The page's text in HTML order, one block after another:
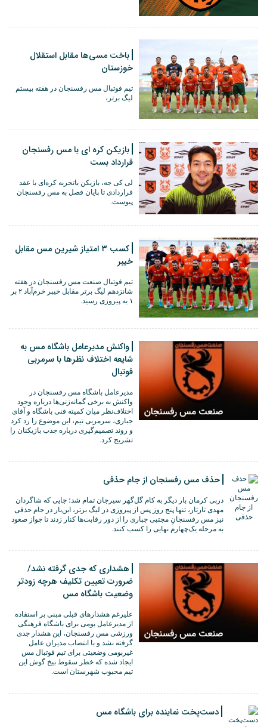
باخت مسی‌ها مقابل استقلال
خوزستان
تیم فوتبال مس رفسنجان در هفته بیستم
لیگ برتر،
بازیکن کره ای با مس رفسنجان
قرارداد بست
لی کی جه، بازیکن باتجربه کره‌ای با عقد
قراردادی تا پایان فصل به مس رفسنجان
پیوست.
کسب ۳ امتیاز شیرین مس مقابل
خیبر
تیم فوتبال صنعت مس رفسنجان در هفته
شانزدهم لیگ برتر مقابل خیبر خرم‌آباد ۲ بر
۱ به پیروزی رسید.
واکنش مدیرعامل باشگاه مس به
شایعه اختلاف نظرها با سرمربی
فوتبال
مدیرعامل باشگاه مس رفسنجان در
واکنش به برخی گمانه‌زنی‌ها درباره وجود
اختلاف‌نظر میان کمیته فنی باشگاه و آقای
جباری، سرمربی تیم، این موضوع را رد کرد
و روند تصمیم‌گیری درباره جذب بازیکنان را
تشریح کرد.
حذف مس رفسنجان از جام حذفی
دربی کرمان بار دیگر به کام گل‌گهر سیرجان تمام شد؛ جایی که شاگردان
مهدی تارتار، تنها پنج روز پس از پیروزی در لیگ برتر، این‌بار در جام حذفی
نیز مس رفسنجانِ مجتبی جباری را از دور رقابت‌ها کنار زدند تا جواز صعود
به مرحله یک‌چهارم نهایی را کسب کنند.
هشداری که جدی گرفته نشد/
ضرورت تعیین تکلیف هرچه زودتر
وضعیت باشگاه مس
علیرغم هشدارهای قبلی مبنی بر استفاده
از مدیرعامل بومی برای باشگاه فرهنگی
ورزشی مس رفسنجان، این هشدار جدی
گرفته نشد و با انتصاب مدیران عامل
غیربومی وضعیتی برای تیم فوتبال مس
ایجاد شده که خطر سقوط بیخ گوش این
تیم محبوب شهرستان است.
دست‌پخت نماینده برای باشگاه مس